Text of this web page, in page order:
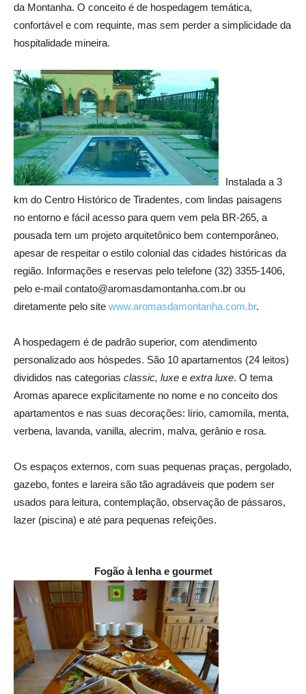
da Montanha. O conceito é de hospedagem temática,
confortável e com requinte, mas sem perder a simplicidade da
hospitalidade mineira.
Instalada a 3
km do Centro Histórico de Tiradentes, com lindas paisagens
no entorno e fácil acesso para quem vem pela BR-265, a
pousada tem um projeto arquitetônico bem contemporâneo,
apesar de respeitar o estilo colonial das cidades históricas da
região. Informações e reservas pelo telefone (32) 3355-1406,
pelo e-mail contato@aromasdamontanha.com.br ou
diretamente pelo site www.aromasdamontanha.com.br.
A hospedagem é de padrão superior, com atendimento
personalizado aos hóspedes. São 10 apartamentos (24 leitos)
divididos nas categorias classic, luxe e extra luxe. O tema
Aromas aparece explicitamente no nome e no conceito dos
apartamentos e nas suas decorações: lírio, camomila, menta,
verbena, lavanda, vanilla, alecrim, malva, gerânio e rosa.
Os espaços externos, com suas pequenas praças, pergolado,
gazebo, fontes e lareira são tão agradáveis que podem ser
usados para leitura, contemplação, observação de pássaros,
lazer (piscina) e até para pequenas refeições.
Fogão à lenha e gourmet